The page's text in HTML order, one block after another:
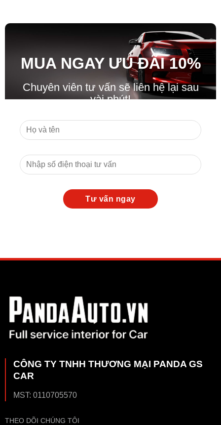
MUA NGAY ƯU ĐÃI10%
Chuyên viên tư vấn sẽ liên hệ lại sau
vài phút!
CÔNG TY TNHH THƯƠNG MẠI PANDA GS
CAR
MST: 0110705570
THEO DÕI CHÚNG TÔI